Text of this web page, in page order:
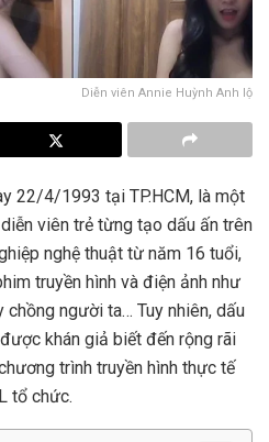
Diễn viên Annie Huỳnh Anh lộ
22/4/1993 tại TP.HCM, là một
viên trẻ từng tạo dấu ấn trên
nghệ thuật từ năm 16 tuổi,
truyền hình và điện ảnh như
chồng người ta… Tuy nhiên, dấu
khán giả biết đến rộng rãi
trình truyền hình thực tế
tổ chức.